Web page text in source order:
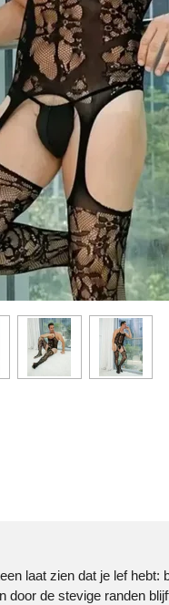
laat zien dat je lef
door de stevige randen